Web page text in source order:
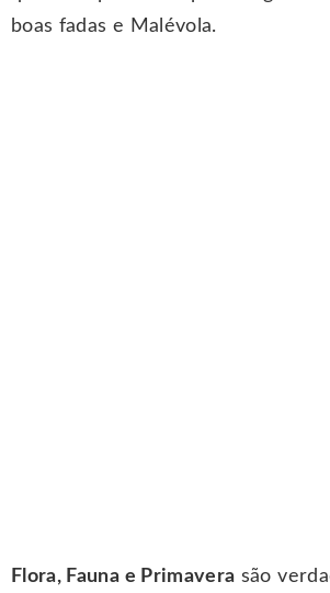
boas fadas e Malévola.
Flora, Fauna e Primavera são